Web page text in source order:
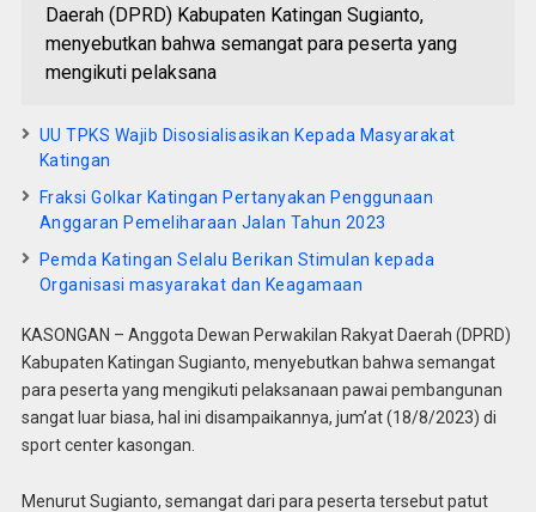
Daerah (DPRD) Kabupaten Katingan Sugianto,
menyebutkan bahwa semangat para peserta yang
mengikuti pelaksana
UU TPKS Wajib Disosialisasikan Kepada Masyarakat
Katingan
Fraksi Golkar Katingan Pertanyakan Penggunaan
Anggaran Pemeliharaan Jalan Tahun 2023
Pemda Katingan Selalu Berikan Stimulan kepada
Organisasi masyarakat dan Keagamaan
KASONGAN – Anggota Dewan Perwakilan Rakyat Daerah (DPRD)
Kabupaten Katingan Sugianto, menyebutkan bahwa semangat
para peserta yang mengikuti pelaksanaan pawai pembangunan
sangat luar biasa, hal ini disampaikannya, jum’at (18/8/2023) di
sport center kasongan.
Menurut Sugianto, semangat dari para peserta tersebut patut